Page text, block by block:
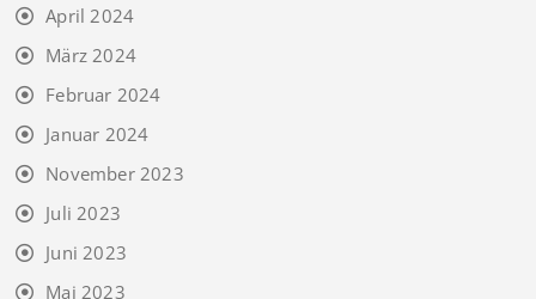
April 2024
März 2024
Februar 2024
Januar 2024
November 2023
Juli 2023
Juni 2023
Mai 2023